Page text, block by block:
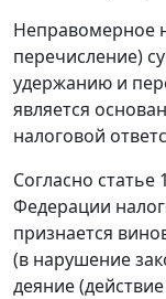
Неправомерное
перечисление)
удержанию и
является
налоговой
Согласно статье
Федерации
признается
(в нарушение
деяние